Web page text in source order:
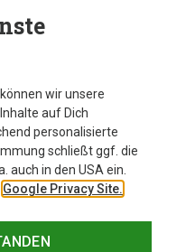
Sea to Summit
Ultra-sil Dry Packsack
€
wir unsere
auf Dich
personalisierte
schließt ggf. die
auch in den USA ein.
Google Privacy Site.